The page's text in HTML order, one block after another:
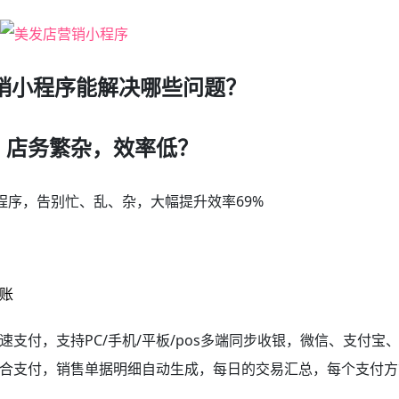
小程序能解决哪些问题？
务繁杂，效率低？
序，告别忙、乱、杂，大幅提升效率69%
支付，支持PC/手机/平板/pos多端同步收银，微信、支付宝
支付，销售单据明细自动生成，每日的交易汇总，每个支付